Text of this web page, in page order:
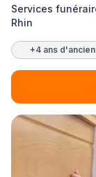
Services
Rhin
+4 ans